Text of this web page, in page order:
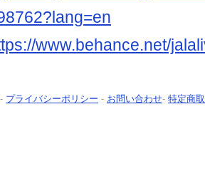
www.behance.net/
- プライバシーポリシー - お問い合わせ- 特定商